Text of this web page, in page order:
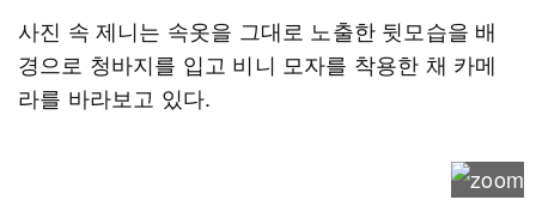
사진 속 제니는 속옷을 그대로 노출한 뒷모습을 배
경으로 청바지를 입고 비니 모자를 착용한 채 카메
라를 바라보고 있다.